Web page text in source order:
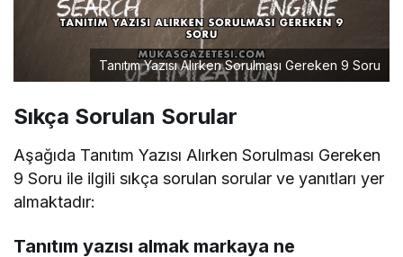
Tanıtım Yazısı Alırken Sorulması Gereken 9 Soru
Sıkça Sorulan Sorular
Aşağıda Tanıtım Yazısı Alırken Sorulması Gereken
9 Soru ile ilgili sıkça sorulan sorular ve yanıtları yer
almaktadır:
Tanıtım yazısı almak markaya ne